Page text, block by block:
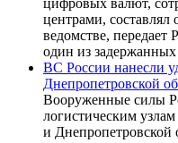
цифровых валют,
центрами, составлял
ведомстве,
один из
ВС России нанесли
Днепропетровской
Вооруженные силы
логистическим
и